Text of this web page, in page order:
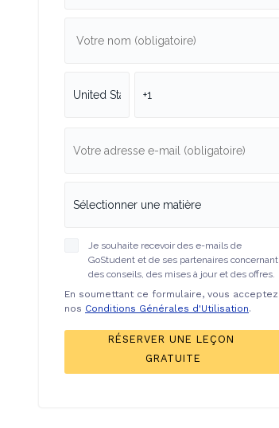
Je souhaite recevoir des e-mails de
GoStudent et de ses partenaires concernant
des conseils, des mises à jour et des offres.
En soumettant ce formulaire, vous acceptez
nos Conditions Générales d'Utilisation.